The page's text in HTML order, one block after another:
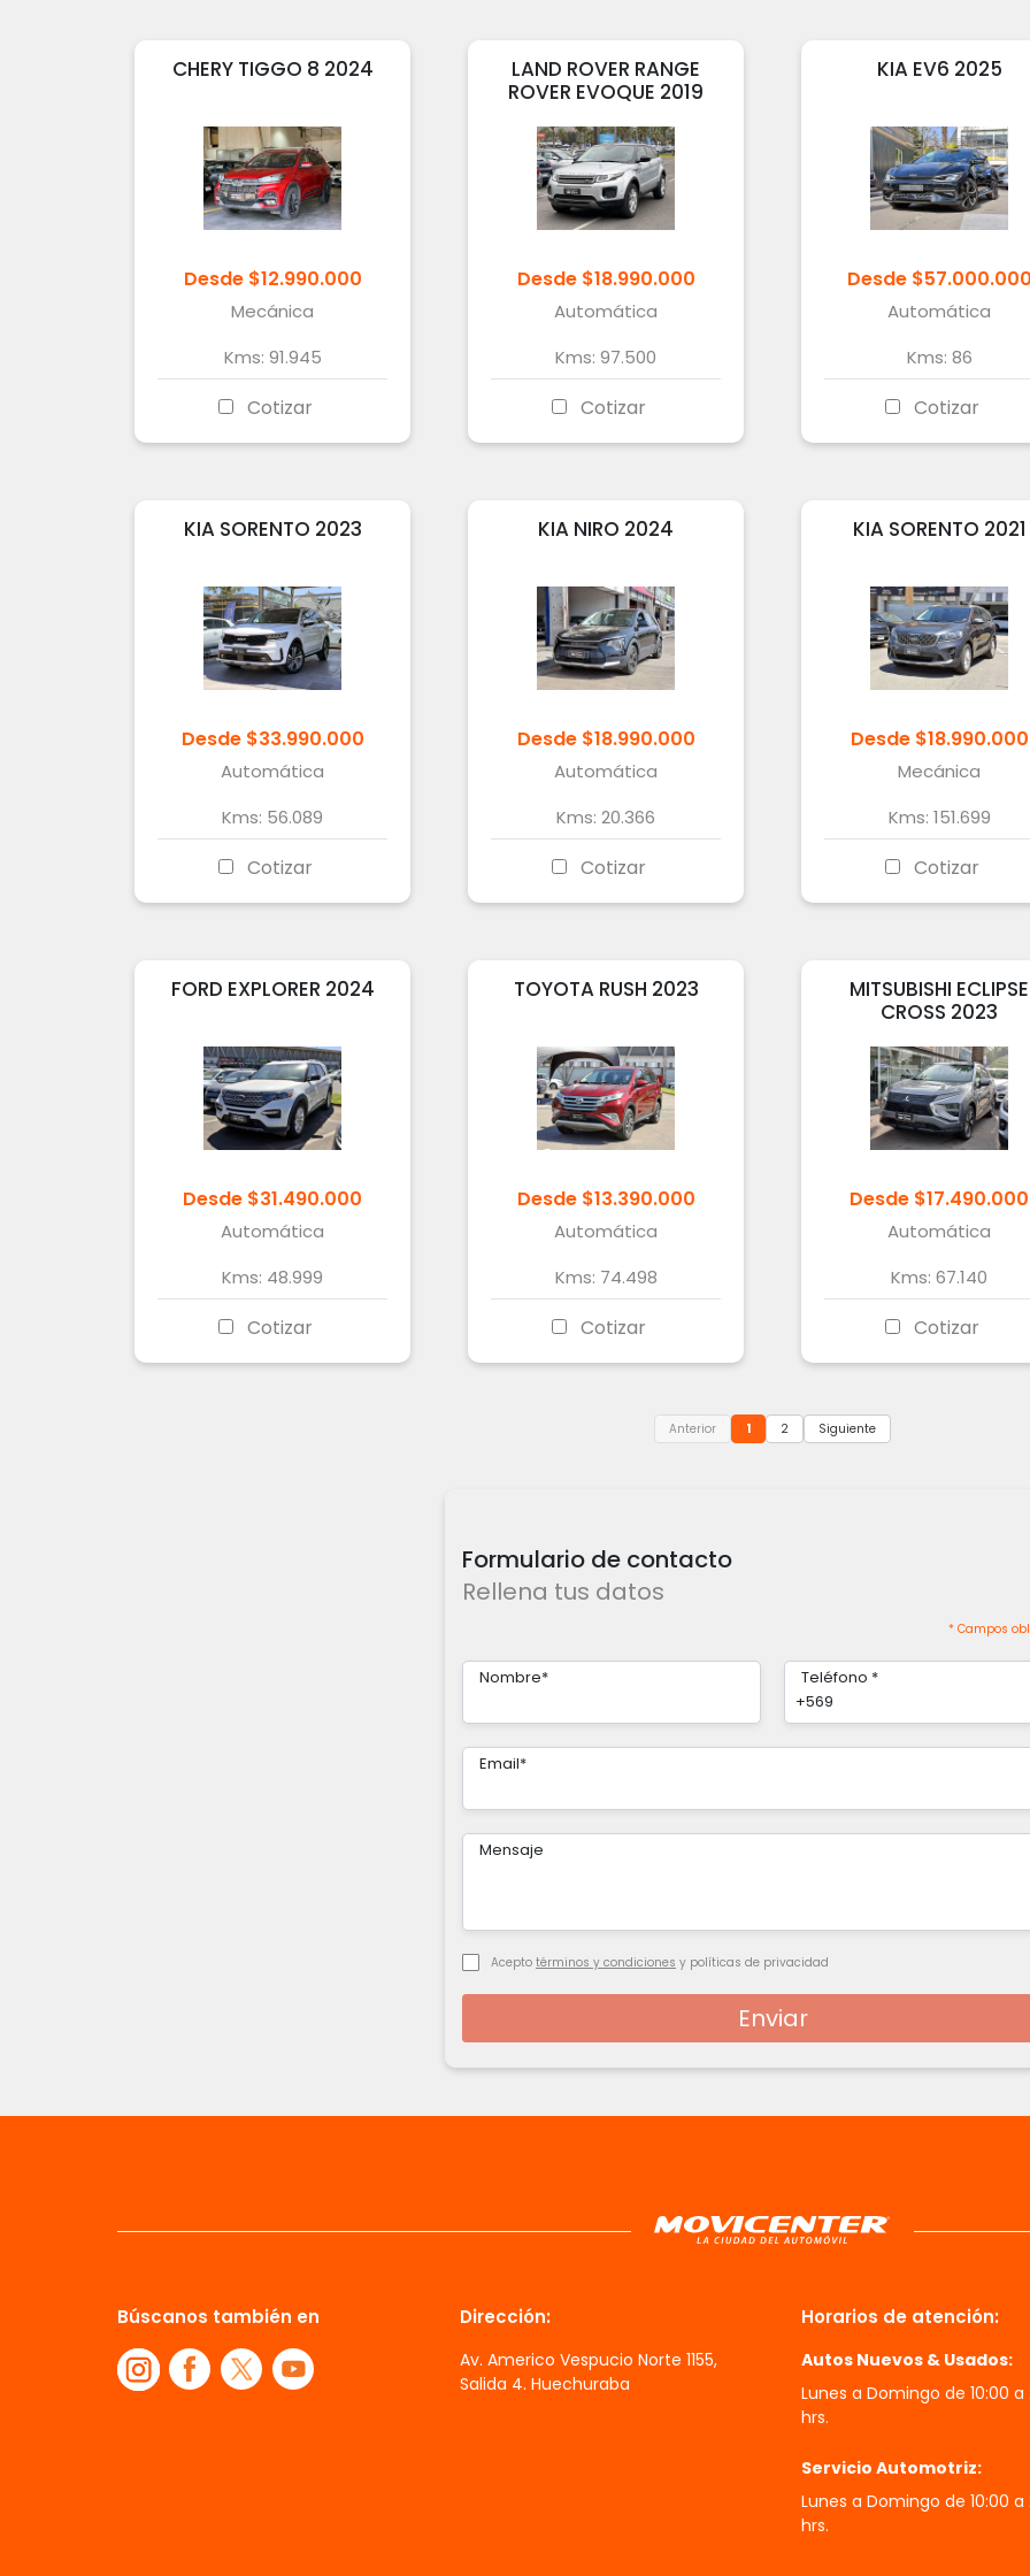
CHERY TIGGO 8 2024
Desde $12.990.000
Mecánica
Kms: 91.945
Cotizar
LAND ROVER RANGE
ROVER EVOQUE 2019
Desde $18.990.000
Automática
Kms: 97.500
Cotizar
KIA EV6 2025
Desde $57.000.000
Automática
Kms: 86
Cotizar
KIA SORENTO 2023
Desde $33.990.000
Automática
Kms: 56.089
Cotizar
KIA NIRO 2024
Desde $18.990.000
Automática
Kms: 20.366
Cotizar
KIA SORENTO 2021
Desde $18.990.000
Mecánica
Kms: 151.699
Cotizar
FORD EXPLORER 2024
Desde $31.490.000
Automática
Kms: 48.999
Cotizar
TOYOTA RUSH 2023
Desde $13.390.000
Automática
Kms: 74.498
Cotizar
MITSUBISHI ECLIPSE
CROSS 2023
Desde $17.490.000
Automática
Kms: 67.140
Cotizar
Anterior 1 2 Siguiente
Formulario de contacto
Rellena tus datos
* Campos
Nombre*
Teléfono *
+569
Email*
Mensaje
Acepto términos y condiciones y políticas de privacidad
Enviar
Búscanos también en Dirección:
Av. Americo Vespucio Norte 1155,
Salida 4. Huechuraba
Horarios de atención:
Autos Nuevos & Usados:
Lunes a Domingo de 10:00 a
hrs.
Servicio Automotriz:
Lunes a Domingo de 10:00 a
hrs.